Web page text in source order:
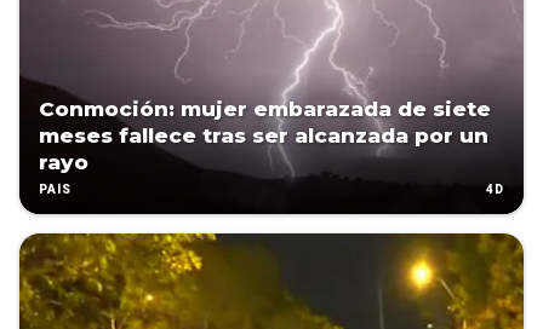
Conmoción: mujer embarazada de siete
meses fallece tras ser alcanzada por un
rayo
PAÍS 4D